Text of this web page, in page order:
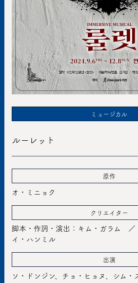
ミュージカル
ルーレット
原作
オ・ミニョク
クリエイター
脚本・作詞・演出：キム・ガラム
イ・ハンミル
出演
ソ・ドンジン、チョ・ヒョヌ、シム・